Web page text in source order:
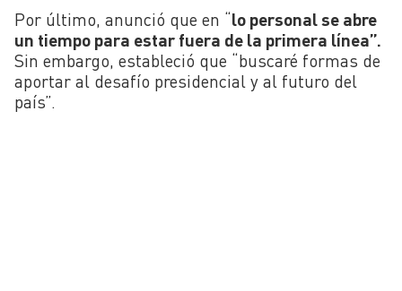
Por último, anunció que en “lo personal se abre
un tiempo para estar fuera de la primera línea”.
Sin embargo, estableció que “buscaré formas de
aportar al desafío presidencial y al futuro del
país”.